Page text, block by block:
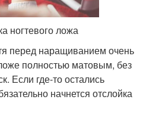
ногтевого ложа
перед наращиванием очень
полностью матовым, без
Если где-то остались
начнется отслойка